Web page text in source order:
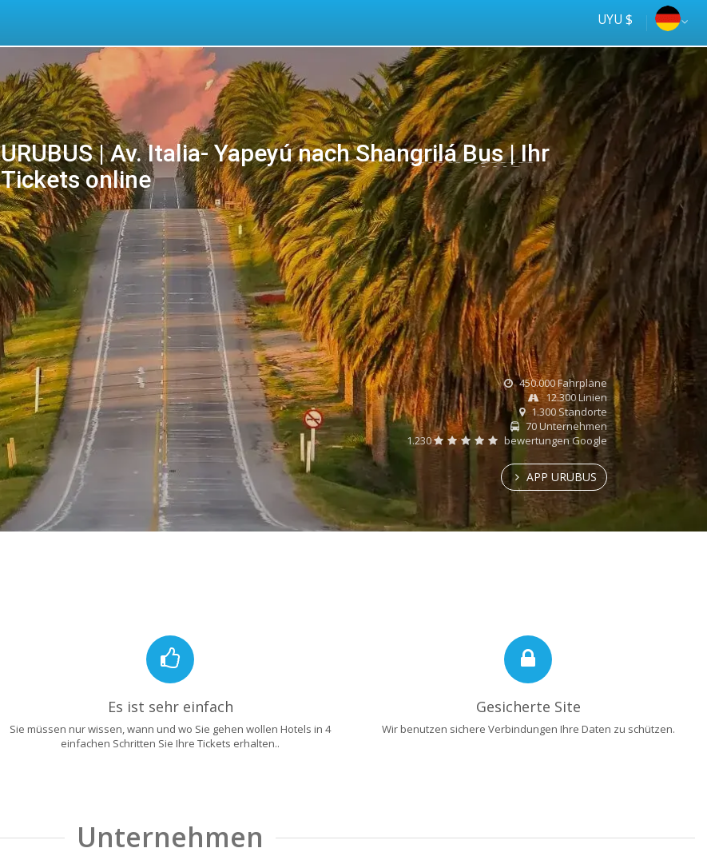
UYU $
URUBUS | Av. Italia- Yapeyú nach Shangrilá Bus | Ihr
Tickets online
online
Tus
ómnibus
450.000 Fahrpläne
12.300 Linien
1.300 Standorte
70 Unternehmen
1.230
bewertungen Google
APP URUBUS
Es ist sehr einfach
Sie müssen nur wissen, wann und wo Sie gehen wollen Hotels in 4
einfachen Schritten Sie Ihre Tickets erhalten..
Gesicherte Site
Wir benutzen sichere Verbindungen Ihre Daten zu schützen.
Unternehmen